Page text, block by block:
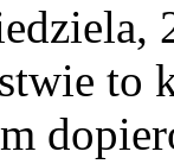
to